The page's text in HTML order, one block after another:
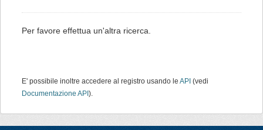
Per favore effettua un'altra ricerca.
E' possibile inoltre accedere al registro usando le API (vedi
Documentazione API ).